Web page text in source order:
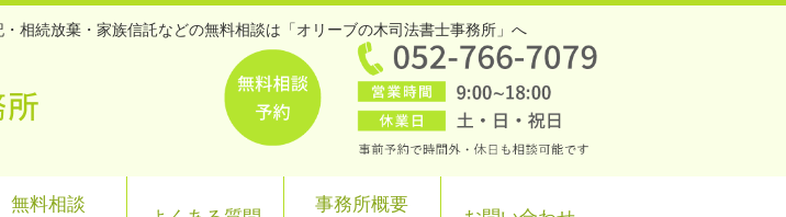
相続放棄・家族信託などの無料相談は「オリーブの木司法書士事務所」へ
無料相談
事務所概要